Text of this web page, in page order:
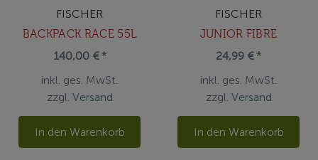
FISCHER
BACKPACK RACE 55L
140,00 € *
inkl. ges. MwSt.
zzgl. Versand
In den Warenkorb
FISCHER
JUNIOR FIBRE
24,99 € *
inkl. ges. MwSt.
zzgl. Versand
In den Warenkorb